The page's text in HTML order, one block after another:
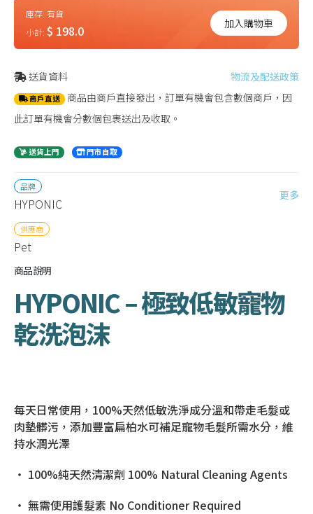
庫存: 有貨
小計: $ 198.0 加入購物車
送貨資料 物流及配送政策
商戶直送 商品由商戶直接發出，訂單有機會包含數個商戶，因
此訂單有機會分數個包裹送出及收取。
送貨上門 門市自取
品牌
HYPONIC
更多
供應商
Pet
商品說明
HYPONIC – 極致低敏寵物
乾洗泡沫
每天日常使用，100%天然低敏洗淨成分溫和帶走毛髮或
肉墊髒污，添加豐富扁柏水可補足寵物毛髮所需水分，維
持水潤光澤
・ 100%純天然清潔劑 100% Natural Cleaning Agents
・ 無需使用護髮素 No Conditioner Required